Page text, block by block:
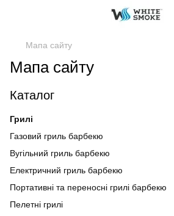
Мапа сайту
Мапа сайту
Каталог
Грилі
Газовий гриль барбекю
Вугільний гриль барбекю
Електричний гриль барбекю
Портативні та переносні грилі барбекю
Пелетні грилі